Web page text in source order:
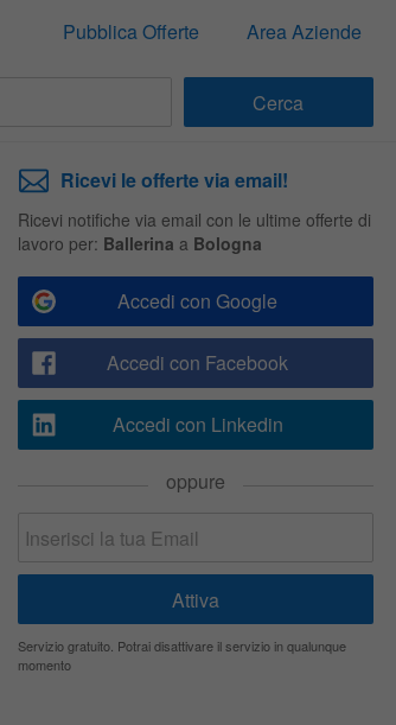
Pubblica Offerte Area Aziende
Ricevi le offerte via email!
Ricevi notifiche via email con le ultime offerte di
lavoro per: Ballerina a Bologna
Accedi con Google
Accedi con Facebook
Accedi con Linkedin
oppure
Servizio gratuito. Potrai disattivare il servizio in qualunque
momento